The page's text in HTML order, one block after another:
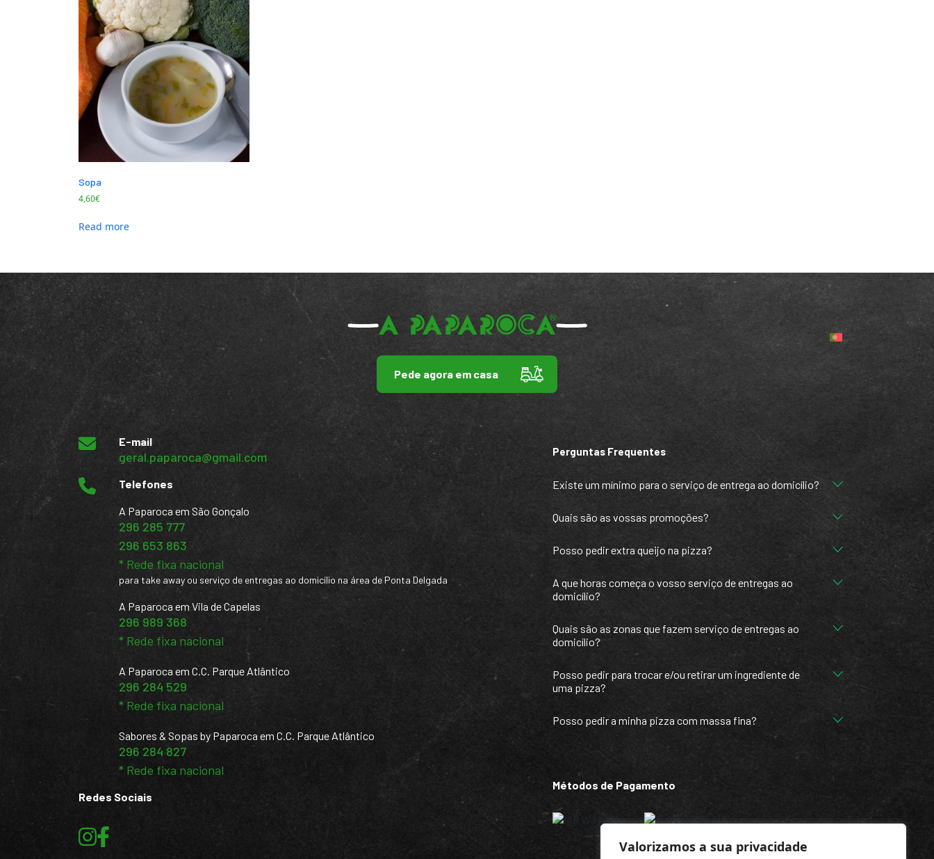
Valorizamos a sua privacidade
Sopa
4,60€
Read more
Pede agora em casa
E-mail
geral.paparoca@gmail.com
Telefones
A Paparoca em São Gonçalo
296 285 777
296 653 863
* Rede fixa nacional
para take away ou serviço de entregas ao domicílio na área de Ponta Delgada
A Paparoca em Vila de Capelas
296 989 368
* Rede fixa nacional
A Paparoca em C.C. Parque Atlântico
296 284 529
* Rede fixa nacional
Sabores & Sopas by Paparoca em C.C. Parque Atlântico
296 284 827
* Rede fixa nacional
Redes Sociais
Perguntas Frequentes
Existe um mínimo para o serviço de entrega ao domicílio?
Quais são as vossas promoções?
Posso pedir extra queijo na pizza?
A que horas começa o vosso serviço de entregas ao
domicílio?
Quais são as zonas que fazem serviço de entregas ao
domicílio?
Posso pedir para trocar e/ou retirar um ingrediente de
uma pizza?
Posso pedir a minha pizza com massa fina?
Métodos de Pagamento